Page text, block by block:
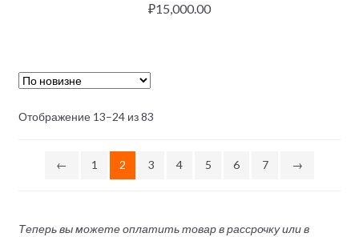
₽15,000.00
Отображение 13–24 из 83
← 1 2 3 4 5 6 7 →
Теперь вы можете оплатить товар в рассрочку или в